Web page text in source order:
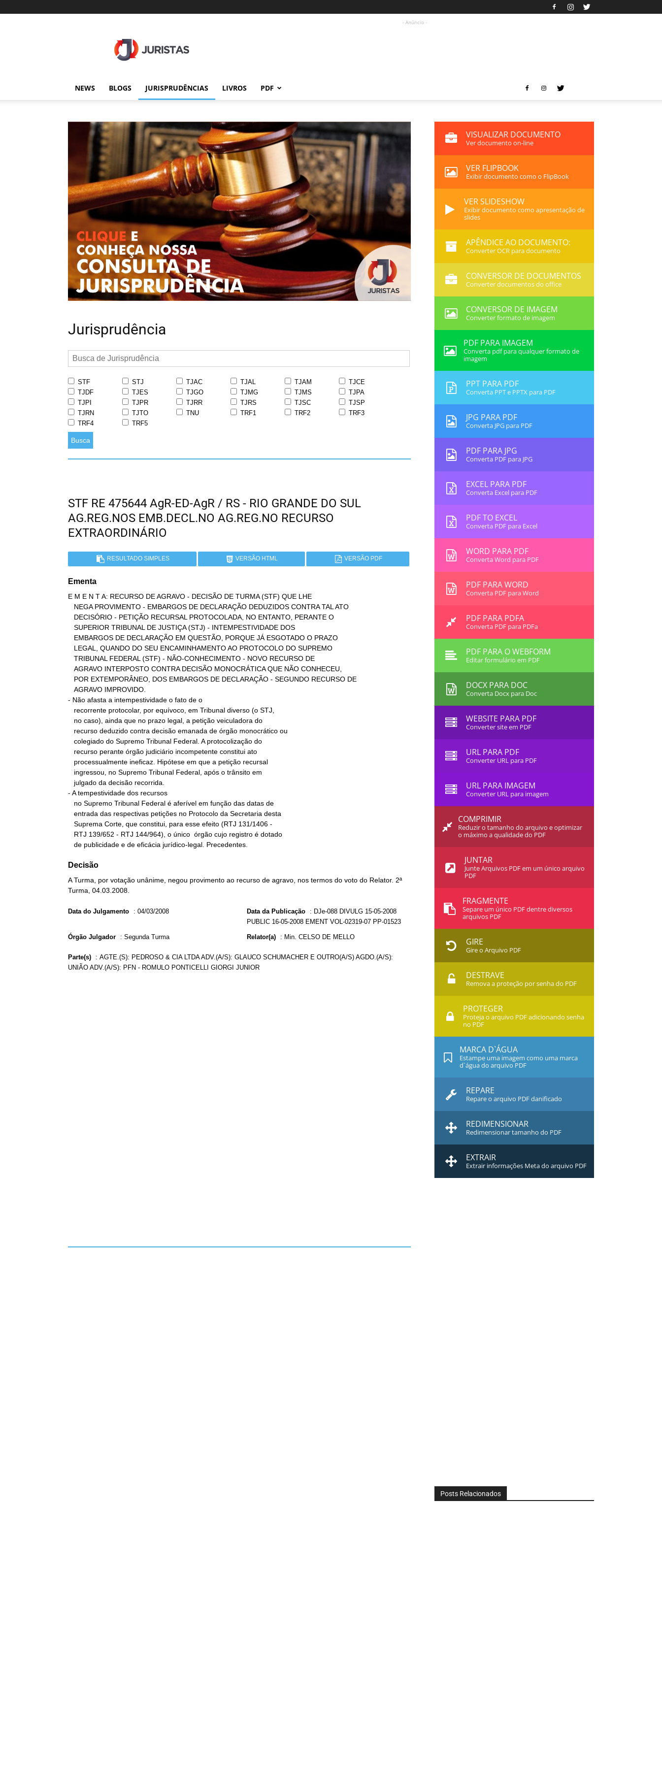
- Anúncio -
NEWS BLOGS JURISPRUDÊNCIAS LIVROS PDF
Jurisprudência
STF STJ TJAC TJAL TJAM
TJCE
TJDF
TJES TJGO TJMG TJMS
TJPA
TJPI
TJPR TJRR TJRS TJSC
TJSP
TJRN
TJTO TNU TRF1 TRF2
TRF3
TRF4
TRF5
Busca
STF RE 475644 AgR-ED-AgR / RS - RIO GRANDE DO SUL
AG.REG.NOS EMB.DECL.NO AG.REG.NO RECURSO
EXTRAORDINÁRIO
RESULTADO SIMPLES VERSÃO HTML VERSÃO PDF
Ementa
E M E N T A: RECURSO DE AGRAVO - DECISÃO DE TURMA (STF) QUE LHE
- Não afasta a intempestividade o fato de o
- A tempestividade dos recursos
   de publicidade e de eficácia jurídico-legal. Precedentes.
Decisão
A Turma, por votação unânime, negou provimento ao recurso de agravo, nos termos do voto do Relator. 2ª
Turma, 04.03.2008.
Data do Julgamento : 04/03/2008 Data da Publicação : DJe-088 DIVULG 15-05-2008
PUBLIC 16-05-2008 EMENT VOL-02319-07 PP-01523
Órgão Julgador : Segunda Turma Relator(a) : Min. CELSO DE MELLO
Parte(s) : AGTE.(S): PEDROSO & CIA LTDA ADV.(A/S): GLAUCO SCHUMACHER E OUTRO(A/S) AGDO.(A/S):
UNIÃO ADV.(A/S): PFN - ROMULO PONTICELLI GIORGI JUNIOR
VISUALIZAR DOCUMENTO
Ver documento on-line
VER FLIPBOOK
Exibir documento como o FlipBook
VER SLIDESHOW
Exibir documento como apresentação de
slides
APÊNDICE AO DOCUMENTO:
Converter OCR para documento
CONVERSOR DE DOCUMENTOS
Converter documentos do office
CONVERSOR DE IMAGEM
Converter formato de imagem
PDF PARA IMAGEM
Converta pdf para qualquer formato de
imagem
PPT PARA PDF
Converta PPT e PPTX para PDF
JPG PARA PDF
Converta JPG para PDF
PDF PARA JPG
Converta PDF para JPG
EXCEL PARA PDF
Converta Excel para PDF
PDF TO EXCEL
Converta PDF para Excel
WORD PARA PDF
Converta Word para PDF
PDF PARA WORD
Converta PDF para Word
PDF PARA PDFA
Converta PDF para PDFa
PDF PARA O WEBFORM
Editar formulário em PDF
DOCX PARA DOC
Converta Docx para Doc
WEBSITE PARA PDF
Converter site em PDF
URL PARA PDF
Converter URL para PDF
URL PARA IMAGEM
Converter URL para imagem
COMPRIMIR
Reduzir o tamanho do arquivo e optimizar
o máximo a qualidade do PDF
JUNTAR
Junte Arquivos PDF em um único arquivo
PDF
FRAGMENTE
Separe um único PDF dentre diversos
arquivos PDF
GIRE
Gire o Arquivo PDF
DESTRAVE
Remova a proteção por senha do PDF
PROTEGER
Proteja o arquivo PDF adicionando senha
no PDF
MARCA D`ÁGUA
Estampe uma imagem como uma marca
d`água do arquivo PDF
REPARE
Repare o arquivo PDF danificado
REDIMENSIONAR
Redimensionar tamanho do PDF
EXTRAIR
Extrair informações Meta do arquivo PDF
Posts Relacionados